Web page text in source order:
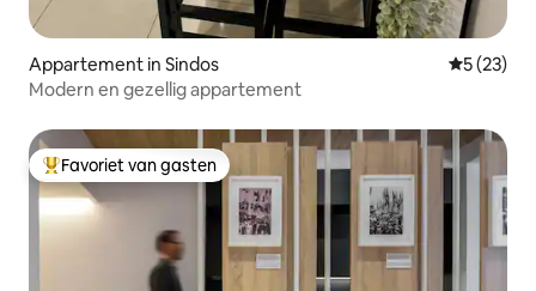
Appartement in Sindos
5 (23)
Modern en gezellig appartement
Topfavoriet van gasten
Favoriet van gasten